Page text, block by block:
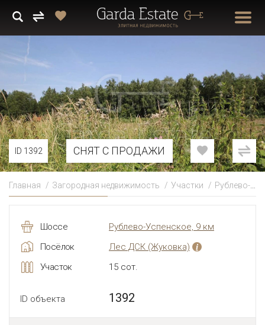
ID 1392 СНЯТ С ПРОДАЖИ
Главная Загородная недвижимость Участки Рублево-Успенское
Шоссе
Рублево-Успенское, 9 км
Посёлок
Лес ДСК (Жуковка) i
Участок 15 сот.
ID объекта 1392